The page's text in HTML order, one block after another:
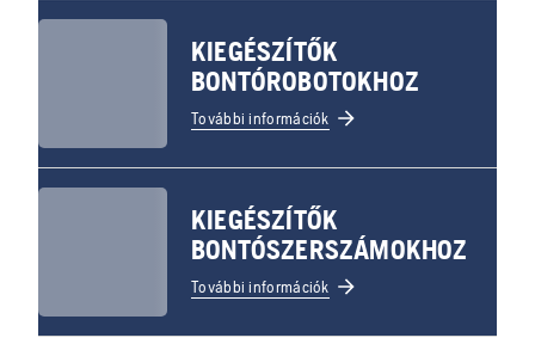
KIEGÉSZÍTŐK
BONTÓROBOTOKHOZ
További információk
KIEGÉSZÍTŐK
BONTÓSZERSZÁMOKHOZ
További információk